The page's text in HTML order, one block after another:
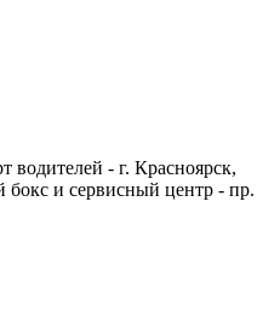
- г. Красноярск,
бокс и сервисный центр - пр.